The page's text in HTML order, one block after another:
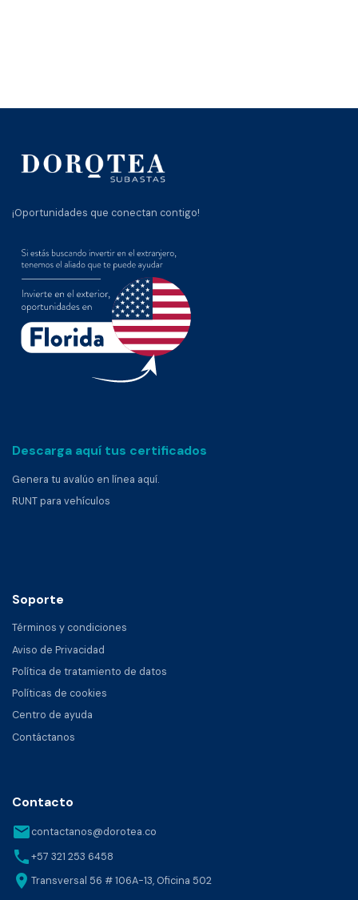
¡Oportunidades que conectan contigo!
Descarga aquí tus certificados
Genera tu avalúo en línea aquí.
RUNT para vehículos
Soporte
Términos y condiciones
Aviso de Privacidad
Política de tratamiento de datos
Políticas de cookies
Centro de ayuda
Contáctanos
Contacto
emailcontactanos@dorotea.co
phone+57 321 253 6458
location_onTransversal 56 # 106A-13, Oficina 502